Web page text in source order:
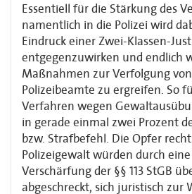
Essentiell für die Stärkung des
namentlich in die Polizei wird
Eindruck einer Zwei-Klassen-
entgegenzuwirken und endlich
Maßnahmen zur Verfolgung
Polizeibeamte zu ergreifen. So
Verfahren wegen
in gerade einmal zwei Prozent
bzw. Strafbefehl. Die Opfer
Polizeigewalt würden durch
Verschärfung der §§ 113 StGB
abgeschreckt, sich juristisch zur